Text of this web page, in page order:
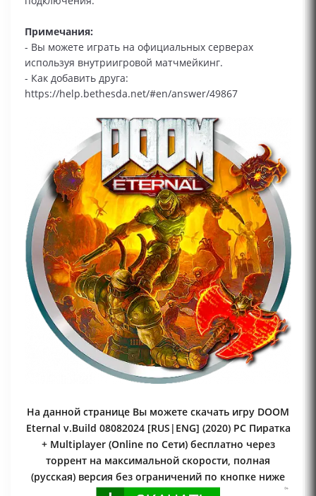
Примечания:
- Вы можете играть на официальных серверах
используя внутриигровой матчмейкинг.
- Как добавить друга:
https://help.bethesda.net/#en/answer/49867
На данной странице Вы можете скачать игру DOOM
Eternal v.Build 08082024 [RUS|ENG] (2020) PC Пиратка
+ Multiplayer (Online по Сети) бесплатно через
торрент на максимальной скорости, полная
(русская) версия без ограничений по кнопке ниже